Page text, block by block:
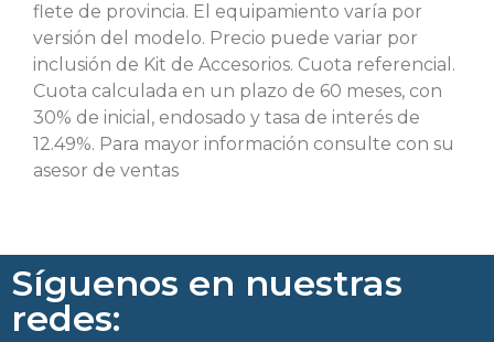
flete de provincia. El equipamiento varía por
versión del modelo. Precio puede variar por
inclusión de Kit de Accesorios. Cuota referencial.
Cuota calculada en un plazo de 60 meses, con
30% de inicial, endosado y tasa de interés de
12.49%. Para mayor información consulte con su
asesor de ventas
Síguenos en nuestras
redes: